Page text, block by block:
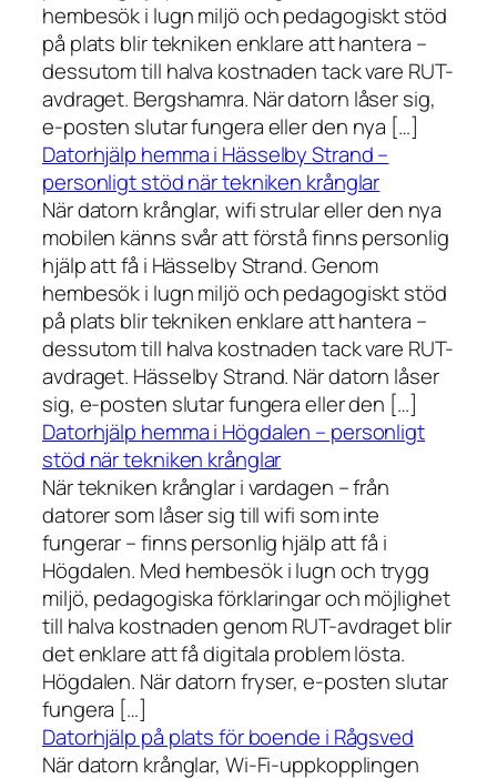
hembesök i lugn miljö och pedagogiskt stöd
på plats blir tekniken enklare att hantera –
dessutom till halva kostnaden tack vare RUT-
avdraget. Bergshamra. När datorn låser sig,
e-posten slutar fungera eller den nya […]
Datorhjälp hemma i Hässelby Strand –
personligt stöd när tekniken krånglar
När datorn krånglar, wifi strular eller den nya
mobilen känns svår att förstå finns personlig
hjälp att få i Hässelby Strand. Genom
hembesök i lugn miljö och pedagogiskt stöd
på plats blir tekniken enklare att hantera –
dessutom till halva kostnaden tack vare RUT-
avdraget. Hässelby Strand. När datorn låser
sig, e-posten slutar fungera eller den […]
Datorhjälp hemma i Högdalen – personligt
stöd när tekniken krånglar
När tekniken krånglar i vardagen – från
datorer som låser sig till wifi som inte
fungerar – finns personlig hjälp att få i
Högdalen. Med hembesök i lugn och trygg
miljö, pedagogiska förklaringar och möjlighet
till halva kostnaden genom RUT-avdraget blir
det enklare att få digitala problem lösta.
Högdalen. När datorn fryser, e-posten slutar
fungera […]
Datorhjälp på plats för boende i Rågsved
När datorn krånglar, Wi-Fi-uppkopplingen